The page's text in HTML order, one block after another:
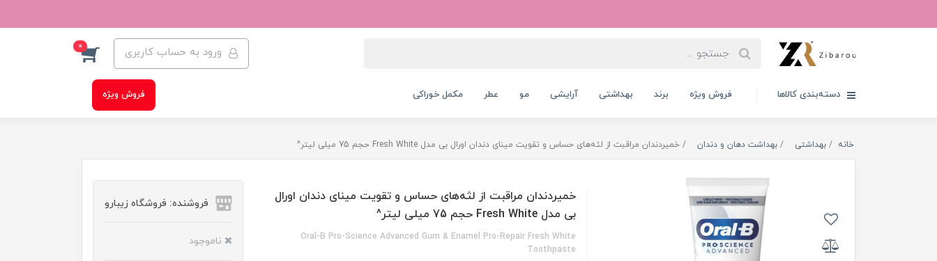
ورود به حساب کاربری 0
دسته‌بندی کالاها فروش ویژه برند بهداشتی آرایشی مو عطر مکمل خوراکی فروش ویژه
خانه بهداشتی بهداشت دهان و دندان خمیردندان مراقبت از لثه‌های حساس و تقویت مینای دندان اورال بی مدل Fresh White حجم 75 میلی لیتر^
خمیردندان مراقبت از لثه‌های حساس و تقویت مینای دندان اورال
بی مدل Fresh White حجم 75 میلی لیتر^
Oral-B Pro-Science Advanced Gum & Enamel Pro-Repair Fresh White
Toothpaste
فروشنده: فروشگاه زیبارو
ناموجود